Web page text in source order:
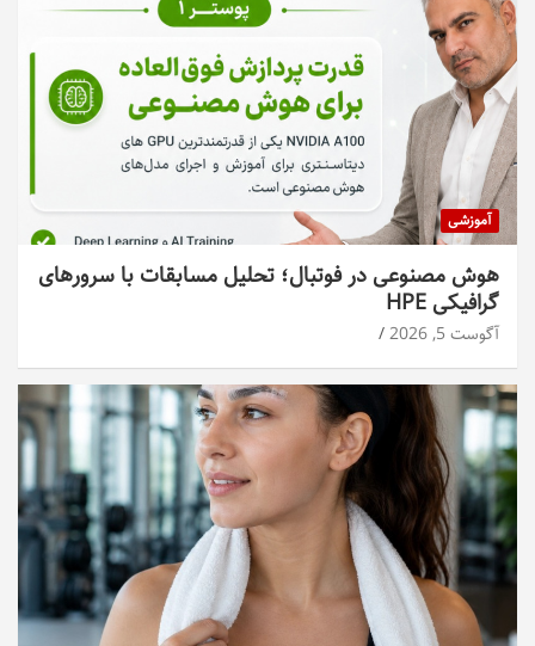
آموزشی
هوش مصنوعی در فوتبال؛ تحلیل مسابقات با سرورهای
گرافیکی HPE
آگوست 5, 2026